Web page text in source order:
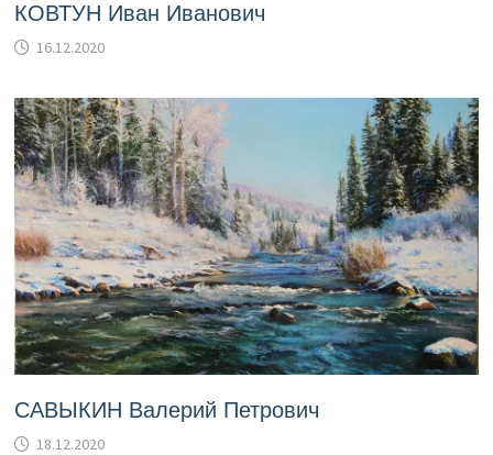
КОВТУН Иван Иванович
16.12.2020
САВЫКИН Валерий Петрович
18.12.2020